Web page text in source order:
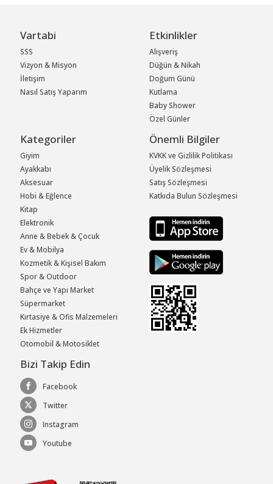
Vartabi
SSS
Vizyon & Misyon
İletişim
Nasıl Satış Yaparım
Etkinlikler
Alışveriş
Düğün & Nikah
Doğum Günü
Kutlama
Baby Shower
Özel Günler
Kategoriler
Giyim
Ayakkabı
Aksesuar
Hobi & Eğlence
Kitap
Elektronik
Anne & Bebek & Çocuk
Ev & Mobilya
Kozmetik & Kişisel Bakım
Spor & Outdoor
Bahçe ve Yapı Market
Süpermarket
Kırtasiye & Ofis Malzemeleri
Ek Hizmetler
Otomobil & Motosiklet
Önemli Bilgiler
KVKK ve Gizlilik Politikası
Üyelik Sözleşmesi
Satış Sözleşmesi
Katkıda Bulun Sözleşmesi
Bizi Takip Edin
Facebook
Twitter
Instagram
Youtube